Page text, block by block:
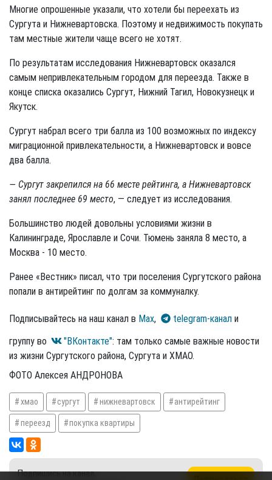
Многие опрошенные указали, что хотели бы переехать из
Сургута и Нижневартовска. Поэтому и недвижимость покупать
там местные жители чаще всего не хотят.
По результатам исследования Нижневартовск оказался
самым непривлекательным городом для переезда. Также в
конце списка оказались Сургут, Нижний Тагил, Новокузнецк и
Якутск.
Сургут набрал всего три балла из 100 возможных по индексу
миграционной привлекательности, а Нижневартовск и вовсе
два балла.
— Сургут закрепился на 66 месте рейтинга, а Нижневартовск
занял последнее 69 место, — следует из исследования.
Большинство людей довольны условиями жизни в
Калининграде, Ярославле и Сочи. Тюмень заняла 8 место, а
Москва - 10 место.
Ранее «Вестник» писал, что три поселения Сургутского района
попали в антирейтинг по долгам за коммуналку.
Подписывайтесь на наш канал в Max, telegram-канал и
группу во
"ВКонтакте": там только самые важные новости
из жизни Сургутского района, Сургута и ХМАО.
ФОТО Алексея АНДРОНОВА
хмао сургут нижневартовск антирейтинг
переезд покупка квартиры
Подпишись на канал,